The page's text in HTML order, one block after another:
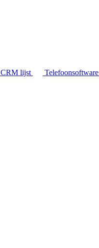
CRM lijst Telefoonsoftware